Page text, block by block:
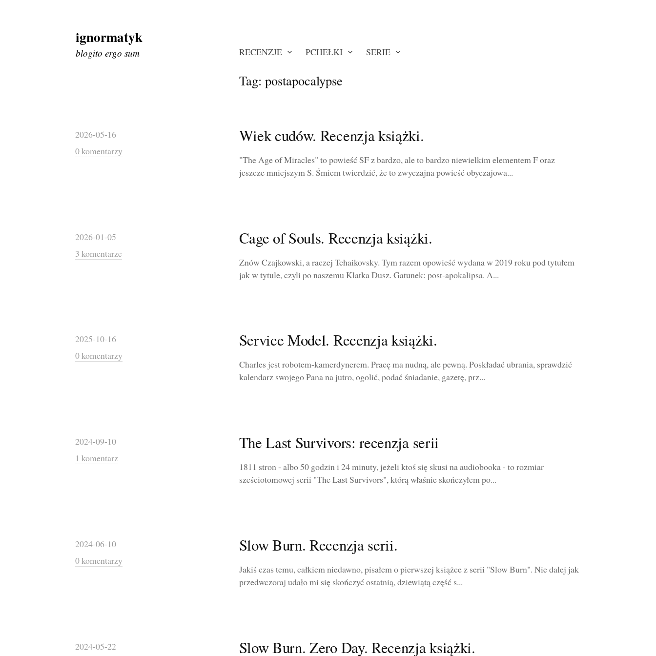
Skip
to
content
ignormatyk
blogito ergo sum RECENZJE PCHEŁKI SERIE
Tag: postapocalypse
2026-05-16
0 komentarzy
Wiek cudów. Recenzja książki.
"The Age of Miracles" to powieść SF z bardzo, ale to bardzo niewielkim elementem F oraz
jeszcze mniejszym S. Śmiem twierdzić, że to zwyczajna powieść obyczajowa...
2026-01-05
3 komentarze
Cage of Souls. Recenzja książki.
Znów Czajkowski, a raczej Tchaikovsky. Tym razem opowieść wydana w 2019 roku pod tytułem
jak w tytule, czyli po naszemu Klatka Dusz. Gatunek: post-apokalipsa. A...
2025-10-16
0 komentarzy
Service Model. Recenzja książki.
Charles jest robotem-kamerdynerem. Pracę ma nudną, ale pewną. Poskładać ubrania, sprawdzić
kalendarz swojego Pana na jutro, ogolić, podać śniadanie, gazetę, prz...
2024-09-10
1 komentarz
The Last Survivors: recenzja serii
1811 stron - albo 50 godzin i 24 minuty, jeżeli ktoś się skusi na audiobooka - to rozmiar
sześciotomowej serii "The Last Survivors", którą właśnie skończyłem po...
2024-06-10
0 komentarzy
Slow Burn. Recenzja serii.
Jakiś czas temu, całkiem niedawno, pisałem o pierwszej książce z serii "Slow Burn". Nie dalej jak
przedwczoraj udało mi się skończyć ostatnią, dziewiątą część s...
2024-05-22 Slow Burn. Zero Day. Recenzja książki.